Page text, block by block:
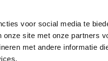
voor social media te
site met onze partners
met andere informatie